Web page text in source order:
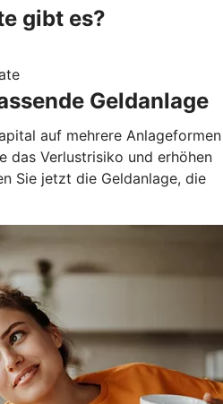
gibt es?
Geldanlage
auf mehrere Anlageformen
das Verlustrisiko und erhöhen
Sie jetzt die Geldanlage, die